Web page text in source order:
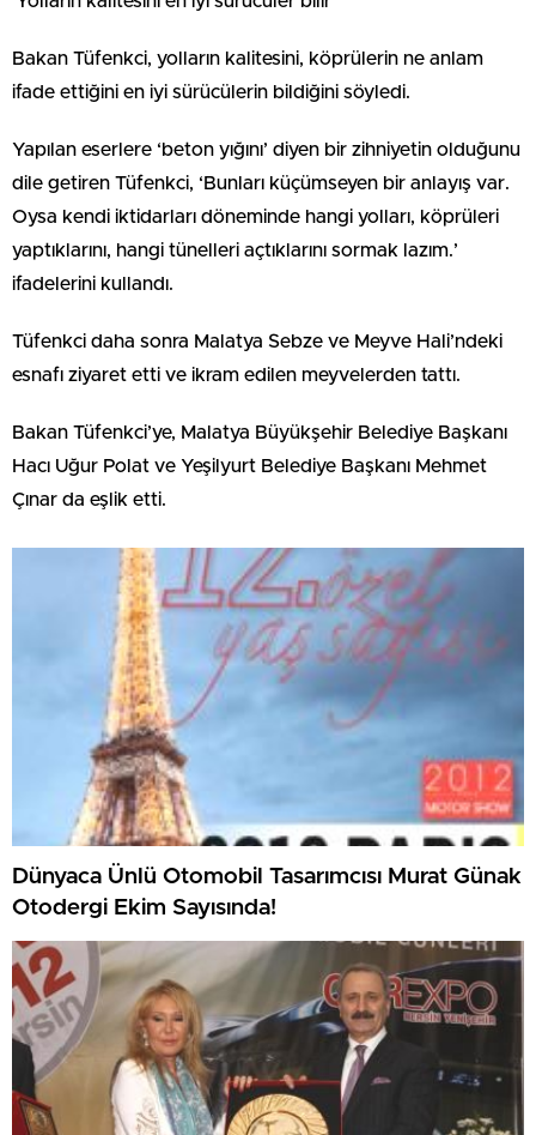
Bakan Tüfenkci, yolların kalitesini, köprülerin ne anlam
ifade ettiğini en iyi sürücülerin bildiğini söyledi.
Yapılan eserlere ‘beton yığını’ diyen bir zihniyetin olduğunu
dile getiren Tüfenkci, ‘Bunları küçümseyen bir anlayış var.
Oysa kendi iktidarları döneminde hangi yolları, köprüleri
yaptıklarını, hangi tünelleri açtıklarını sormak lazım.’
ifadelerini kullandı.
Tüfenkci daha sonra Malatya Sebze ve Meyve Hali’ndeki
esnafı ziyaret etti ve ikram edilen meyvelerden tattı.
Bakan Tüfenkci’ye, Malatya Büyükşehir Belediye Başkanı
Hacı Uğur Polat ve Yeşilyurt Belediye Başkanı Mehmet
Çınar da eşlik etti.
Dünyaca Ünlü Otomobil Tasarımcısı Murat Günak
Otodergi Ekim Sayısında!